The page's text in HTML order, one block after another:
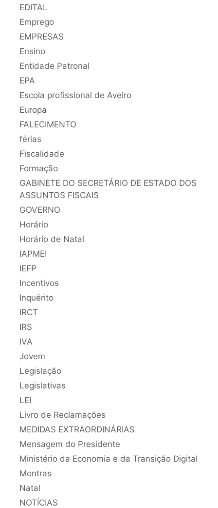
EDITAL
Emprego
EMPRESAS
Ensino
Entidade Patronal
EPA
Escola profissional de Aveiro
Europa
FALECIMENTO
férias
Fiscalidade
Formação
GABINETE DO SECRETÁRIO DE ESTADO DOS
ASSUNTOS FISCAIS
GOVERNO
Horário
Horário de Natal
IAPMEI
IEFP
Incentivos
Inquérito
IRCT
IRS
IVA
Jovem
Legislação
Legislativas
LEI
Livro de Reclamações
MEDIDAS EXTRAORDINÁRIAS
Mensagem do Presidente
Ministério da Economia e da Transição Digital
Montras
Natal
NOTÍCIAS